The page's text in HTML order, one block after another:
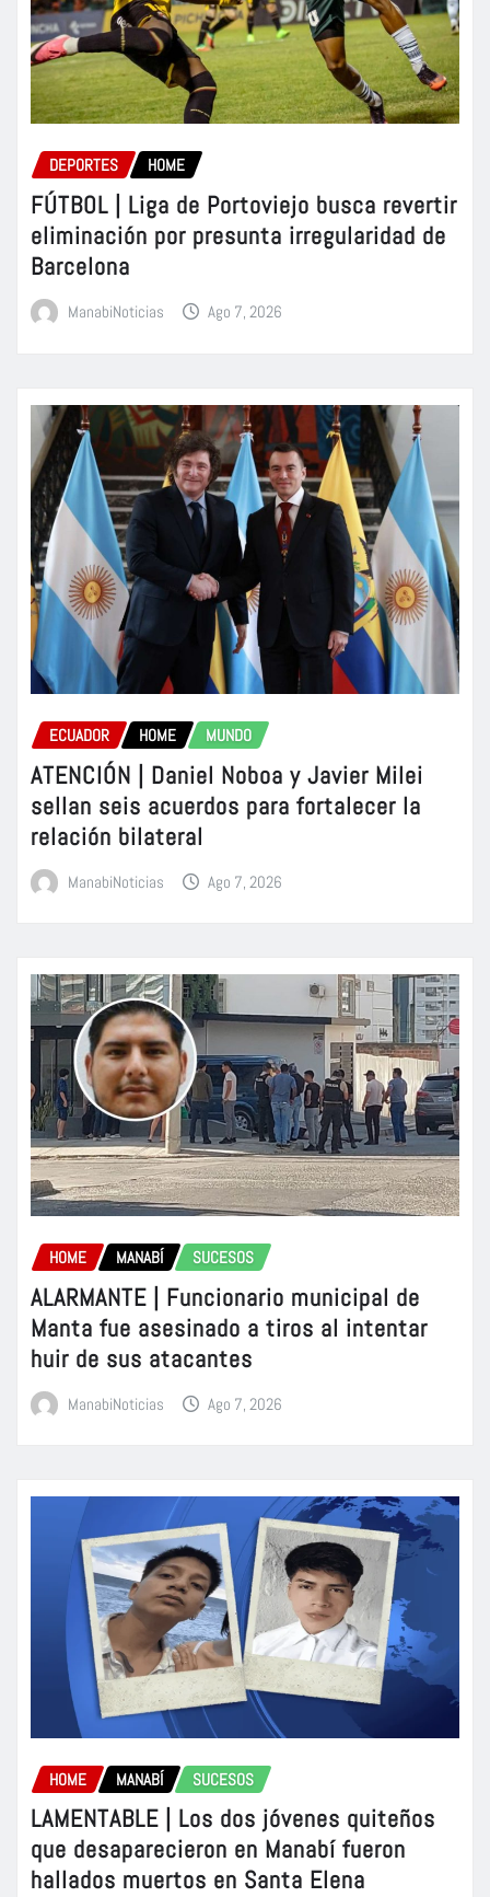
DEPORTES HOME
FÚTBOL | Liga de Portoviejo busca revertir
eliminación por presunta irregularidad de
Barcelona
ManabiNoticias Ago 7, 2026
ECUADOR HOME MUNDO
ATENCIÓN | Daniel Noboa y Javier Milei
sellan seis acuerdos para fortalecer la
relación bilateral
ManabiNoticias Ago 7, 2026
HOME MANABÍ SUCESOS
ALARMANTE | Funcionario municipal de
Manta fue asesinado a tiros al intentar
huir de sus atacantes
ManabiNoticias Ago 7, 2026
HOME MANABÍ SUCESOS
LAMENTABLE | Los dos jóvenes quiteños
que desaparecieron en Manabí fueron
hallados muertos en Santa Elena